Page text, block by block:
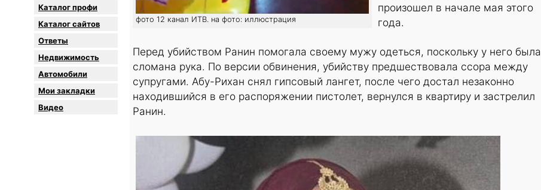
Каталог профи
Каталог сайтов
Oтветы
Недвижимость
Автомобили
Мои закладки
Видео
фото 12 канал ИТВ. на фото: иллюстрация
произошел в начале мая этого
года.
Перед убийством Ранин помогала своему мужу одеться, поскольку у него была
сломана рука. По версии обвинения, убийству предшествовала ссора между
супругами. Абу-Рихан снял гипсовый лангет, после чего достал незаконно
находившийся в его распоряжении пистолет, вернулся в квартиру и застрелил
Ранин.